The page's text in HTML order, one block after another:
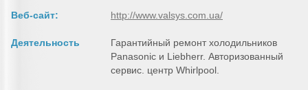
Веб-сайт: http://www.valsys.com.ua/
Деятельность
Гарантийный ремонт холодильников
Panasonic и Liebherr. Авторизованный
сервис. центр Whirlpool.